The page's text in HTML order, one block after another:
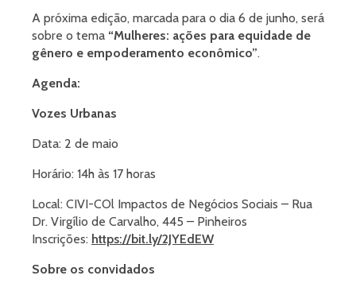
A próxima edição, marcada para o dia 6 de junho, será
sobre o tema “Mulheres: ações para equidade de
gênero e empoderamento econômico”.
Agenda:
Vozes Urbanas
Data: 2 de maio
Horário: 14h às 17 horas
Local: CIVI-COl Impactos de Negócios Sociais – Rua
Dr. Virgílio de Carvalho, 445 – Pinheiros
Inscrições: https://bit.ly/2JYEdEW
Sobre os convidados